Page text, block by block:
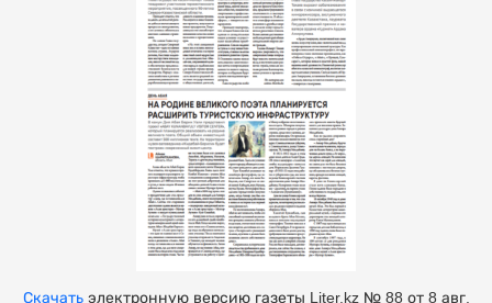
Скачатьэлектронную версию газеты Liter.kz № 88 от 8 авг.